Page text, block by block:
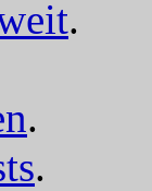
.
.
.